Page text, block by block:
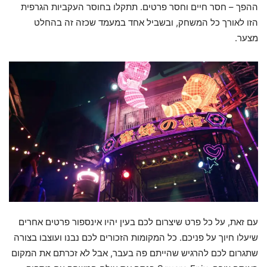
ההפך – חסר חיים וחסר פרטים. תתקלו בחוסר העקביות הגרפית
הזו לאורך כל המשחק, ובשביל אחד במעמד שכזה זה בהחלט
מצער.
עם זאת, על כל פרט שיצרום לכם בעין יהיו אינספור פרטים אחרים
שיעלו חיוך על פניכם. כל המקומות הזכורים לכם נבנו ועוצבו בצורה
שתגרום לכם להרגיש שהייתם פה בעבר, אבל לא זכרתם את המקום